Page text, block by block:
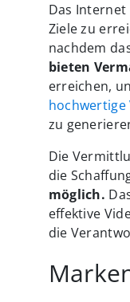
Das
Ziele zu
nachdem
bieten
erreichen,
hochwertige
zu
Die
die
möglich.
effektive
die